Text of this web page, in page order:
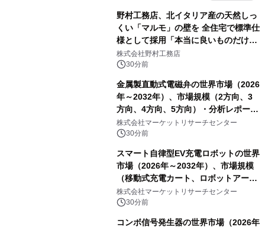
野村工務店、北イタリア産の天然しっ
くい「マルモ」の壁を 全住宅で標準仕
様として採用「本当に良いものだけに
こだわる」
株式会社野村工務店
30分前
金属製直動式電磁弁の世界市場（2026
年～2032年）、市場規模（2方向、3
方向、4方向、5方向）・分析レポート
を発表
株式会社マーケットリサーチセンター
30分前
スマート自律型EV充電ロボットの世界
市場（2026年～2032年）、市場規模
（移動式充電カート、ロボットアーム
式充電システム、その他）・分析レポ
ートを発表
株式会社マーケットリサーチセンター
30分前
コンボ信号発生器の世界市場（2026年